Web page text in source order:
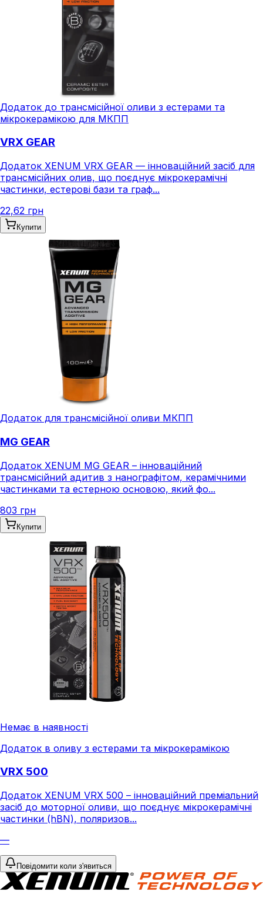
Додаток до трансмісійної оливи з естерами та
мікрокерамікою для МКПП
VRX GEAR
Додаток XENUM VRX GEAR — інноваційний засіб для
трансмісійних олив, що поєднує мікрокерамічні
частинки, естерові бази та граф...
22,62 грн
Купити
Додаток для трансмісійної оливи МКПП
MG GEAR
Додаток XENUM MG GEAR – інноваційний
трансмісійний адитив з нанографітом, керамічними
частинками та естерною основою, який фо...
803 грн
Купити
Немає в наявності
Додаток в оливу з естерами та мікрокерамікою
VRX 500
Додаток XENUM VRX 500 – інноваційний преміальний
засіб до моторної оливи, що поєднує мікрокерамічні
частинки (hBN), поляризов...
—
Повідомити коли з'явиться